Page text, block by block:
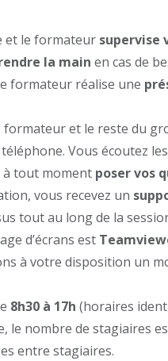
et le formateur supervise
la main en cas de
formateur réalise une
formateur et le reste du
Vous écoutez
tout moment poser vos
vous recevez un
tout au long de la
d’écrans est
à votre disposition un
8h30 à 17h (horaires
le nombre de stagiaires
entre stagiaires.